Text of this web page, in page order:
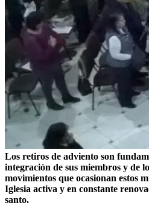
Los retiros de adviento son
integración de sus miembros y de
movimientos que ocasionan estos
Iglesia activa y en constante
santo.